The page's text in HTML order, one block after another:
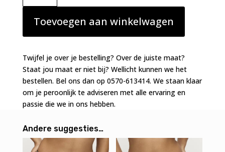
Swim
Dalice
bikini
slip
Shine
aantal
Toevoegen aan winkelwagen
Twijfel je over je bestelling? Over de juiste maat?
Staat jou maat er niet bij? Wellicht kunnen we het
bestellen. Bel ons dan op 0570-613414. We staan klaar
om je peroonlijk te adviseren met alle ervaring en
passie die we in ons hebben.
Andere suggesties…